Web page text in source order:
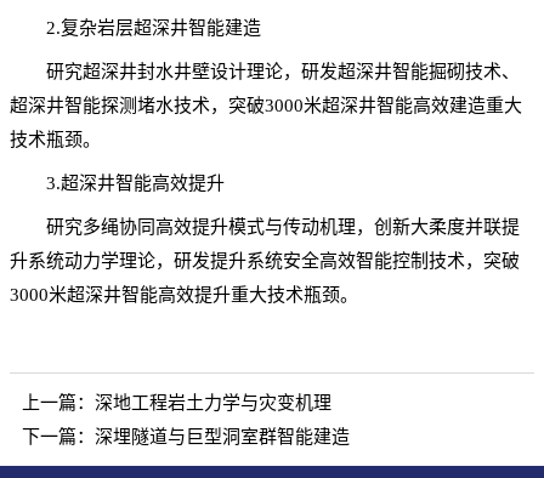
2.复杂岩层超深井智能建造
研究超深井封水井壁设计理论，研发超深井智能掘砌技术、
超深井智能探测堵水技术，突破3000米超深井智能高效建造重大
技术瓶颈。
3.超深井智能高效提升
研究多绳协同高效提升模式与传动机理，创新大柔度并联提
升系统动力学理论，研发提升系统安全高效智能控制技术，突破
3000米超深井智能高效提升重大技术瓶颈。
上一篇： 深地工程岩土力学与灾变机理
下一篇： 深埋隧道与巨型洞室群智能建造